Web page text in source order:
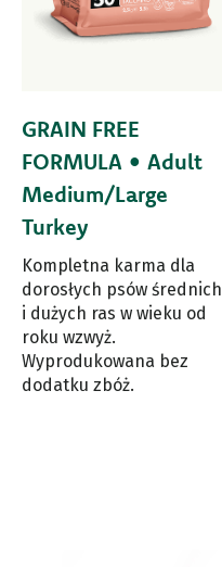
GRAIN FREE
FORMULA • Adult
Medium/Large
Turkey
Kompletna karma dla
dorosłych psów średnich
i dużych ras w wieku od
roku wzwyż.
Wyprodukowana bez
dodatku zbóż.